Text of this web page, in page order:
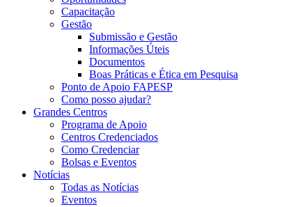
Capacitação
Gestão
Submissão e Gestão
Informações Úteis
Documentos
Boas Práticas e Ética em Pesquisa
Ponto de Apoio FAPESP
Como posso ajudar?
Grandes Centros
Programa de Apoio
Centros Credenciados
Como Credenciar
Bolsas e Eventos
Notícias
Todas as Notícias
Eventos